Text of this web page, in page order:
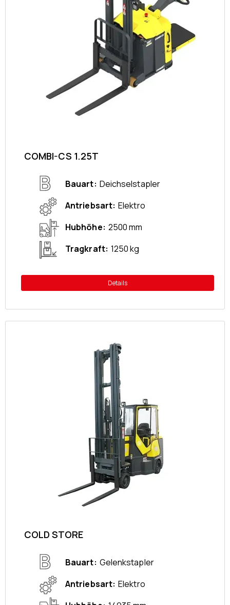
COMBI-CS 1.25T
Bauart Deichselstapler
Antriebsart Elektro
Hubhöhe 2500 mm
Tragkraft 1250 kg
Details
COLD STORE
Bauart Gelenkstapler
Antriebsart Elektro